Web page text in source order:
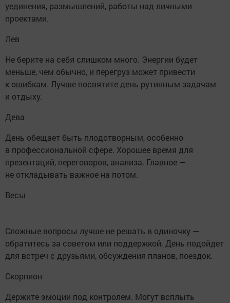
уединения, размышлений, работы над личными
проектами.
Лев
Не берите на себя слишком много. Энергии будет
меньше, чем обычно, и перегруз может привести
к ошибкам. Лучше посвятите день рутинным задачам
и отдыху.
Дева
День обещает быть плодотворным, особенно
в профессиональной сфере. Хорошее время для
презентаций, переговоров, анализа. Главное —
не откладывать важное на потом.
Весы
Сложные вопросы лучше не решать в одиночку —
обратитесь за советом или поддержкой. День подойдет
для встреч с друзьями, обсуждения планов, поездок.
Скорпион
Держите эмоции под контролем. Могут всплыть